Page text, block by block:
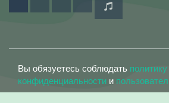
Вы обязуетесь соблюдать политику
конфиденциальности и